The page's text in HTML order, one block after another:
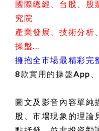
國際總經、台股、股
究院
產業發展、技術分析
操盤...
擁抱全市場最精彩完
8款實用的操盤App
圖文及影音內容單純
股、市場現象的理論